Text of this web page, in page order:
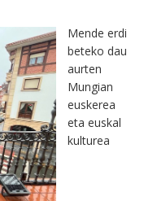
Mende erdi
beteko dau
aurten
Mungian
euskerea
eta euskal
kulturea